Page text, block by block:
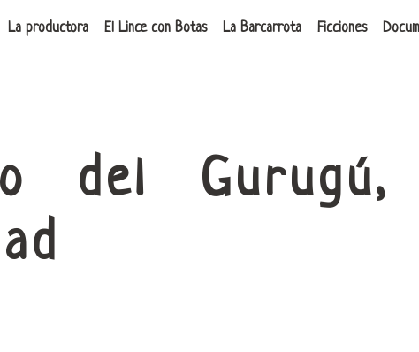
La productora El Lince con Botas La Barcarrota Ficciones
del